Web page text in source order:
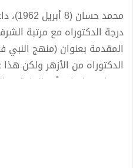
محمد
درجة الدكتوراه مع مرتبة
المقدمة بعنوان (منهج
الدكتوراه من الأزهر ولكن
فيها فقط واستأجر القاعة